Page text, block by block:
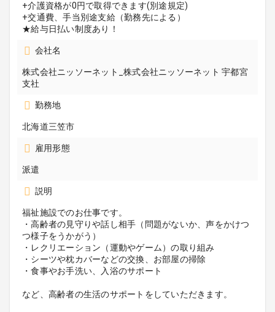
+介護資格が0円で取得できます(別途規定)
+交通費、手当別途支給（勤務先による）
★給与日払い制度あり！
会社名
株式会社ニッソーネット_株式会社ニッソーネット 宇都宮
支社
勤務地
北海道三笠市
雇用形態
派遣
説明
福祉施設でのお仕事です。
・高齢者の見守りや話し相手（問題がないか、声をかけつ
つ様子をうかがう）
・レクリエーション（運動やゲーム）の取り組み
・シーツや枕カバーなどの交換、お部屋の掃除
・食事やお手洗い、入浴のサポート
など、高齢者の生活のサポートをしていただきます。